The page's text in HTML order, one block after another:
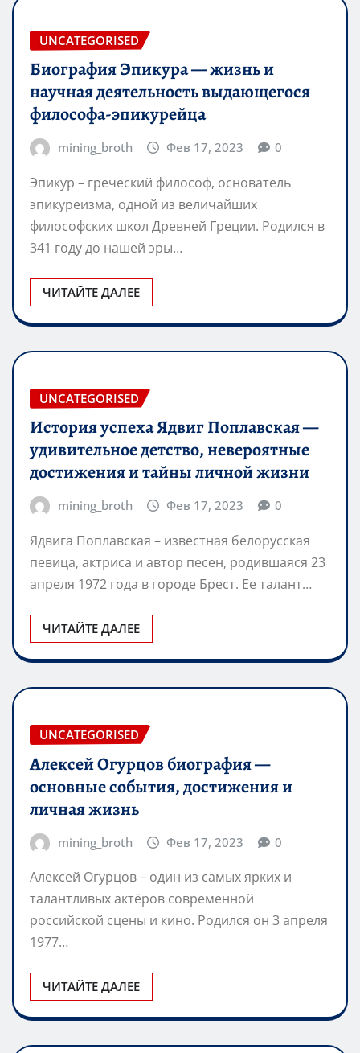
UNCATEGORISED
Биография Эпикура — жизнь и
научная деятельность выдающегося
философа-эпикурейца
mining_broth Фев 17, 2023 0
Эпикур – греческий философ, основатель
эпикуреизма, одной из величайших
философских школ Древней Греции. Родился в
341 году до нашей эры…
ЧИТАЙТЕ ДАЛЕЕ
UNCATEGORISED
История успеха Ядвиг Поплавская —
удивительное детство, невероятные
достижения и тайны личной жизни
mining_broth Фев 17, 2023 0
Ядвига Поплавская – известная белорусская
певица, актриса и автор песен, родившаяся 23
апреля 1972 года в городе Брест. Ее талант…
ЧИТАЙТЕ ДАЛЕЕ
UNCATEGORISED
Алексей Огурцов биография —
основные события, достижения и
личная жизнь
mining_broth Фев 17, 2023 0
Алексей Огурцов – один из самых ярких и
талантливых актёров современной
российской сцены и кино. Родился он 3 апреля
1977…
ЧИТАЙТЕ ДАЛЕЕ